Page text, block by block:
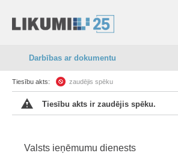
Darbības ar dokumentu
Tiesību akts: zaudējis spēku
Tiesību akts ir zaudējis spēku.
Valsts ieņēmumu dienests